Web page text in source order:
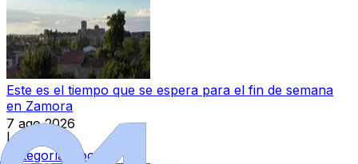
Este es el tiempo que se espera para el fin de semana
en Zamora
7 ago 2026
|
Categoría:
Local